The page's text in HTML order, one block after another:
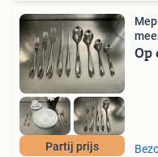
Partij prijs
Op